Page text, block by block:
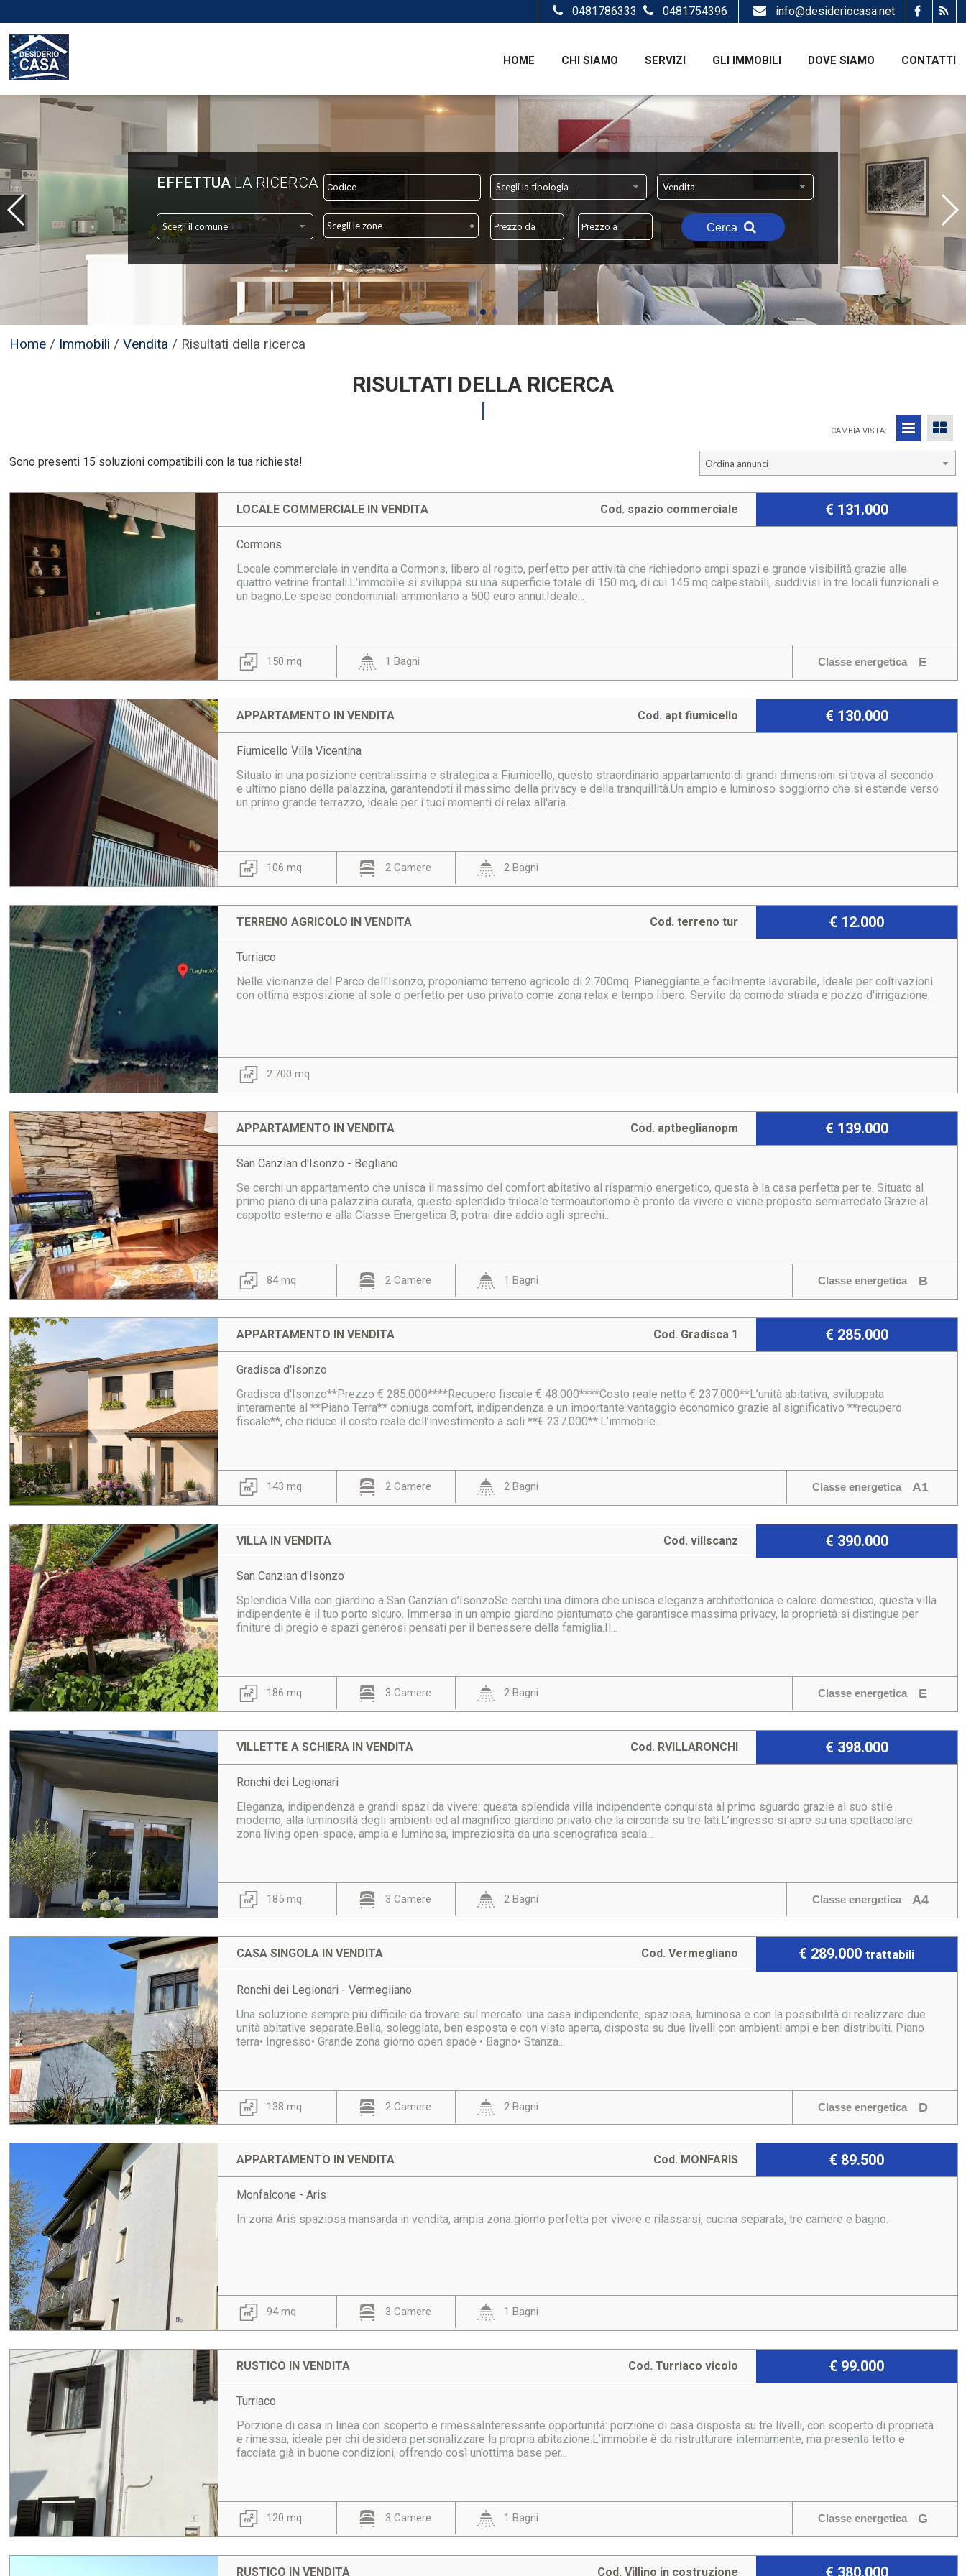
HOME CHI SIAMO SERVIZI GLI IMMOBILI DOVE SIAMO CONTATTI
info@desideriocasa.net
0481786333 0481754396
EFFETTUA LA RICERCA Scegli la tipologia Vendita
Scegli il comune Scegli le zone Cerca
Home / Immobili /Vendita / Risultati della ricerca
RISULTATI DELLA RICERCA
CAMBIA VISTA:
Sono presenti 15 soluzioni compatibili con la tua richiesta! Ordina annunci
LOCALE COMMERCIALE IN VENDITA € 131.000
Cod. spazio commerciale
Cormons
Locale commerciale in vendita a Cormons, libero al rogito, perfetto per attività che richiedono ampi spazi e grande visibilità grazie alle
quattro vetrine frontali.L’immobile si sviluppa su una superficie totale di 150 mq, di cui 145 mq calpestabili, suddivisi in tre locali funzionali e
un bagno.Le spese condominiali ammontano a 500 euro annui.Ideale...
150 mq 1 Bagni Classe energetica E
APPARTAMENTO IN VENDITA € 130.000
Cod. apt fiumicello
Fiumicello Villa Vicentina
Situato in una posizione centralissima e strategica a Fiumicello, questo straordinario appartamento di grandi dimensioni si trova al secondo
e ultimo piano della palazzina, garantendoti il massimo della privacy e della tranquillità.Un ampio e luminoso soggiorno che si estende verso
un primo grande terrazzo, ideale per i tuoi momenti di relax all'aria...
106 mq 2 Camere 2 Bagni
TERRENO AGRICOLO IN VENDITA € 12.000
Cod. terreno tur
Turriaco
Nelle vicinanze del Parco dell'Isonzo, proponiamo terreno agricolo di 2.700mq. Pianeggiante e facilmente lavorabile, ideale per coltivazioni
con ottima esposizione al sole o perfetto per uso privato come zona relax e tempo libero. Servito da comoda strada e pozzo d'irrigazione.
2.700 mq
APPARTAMENTO IN VENDITA € 139.000
Cod. aptbeglianopm
San Canzian d'Isonzo - Begliano
Se cerchi un appartamento che unisca il massimo del comfort abitativo al risparmio energetico, questa è la casa perfetta per te. Situato al
primo piano di una palazzina curata, questo splendido trilocale termoautonomo è pronto da vivere e viene proposto semiarredato.Grazie al
cappotto esterno e alla Classe Energetica B, potrai dire addio agli sprechi...
84 mq 2 Camere 1 Bagni Classe energetica B
APPARTAMENTO IN VENDITA € 285.000
Cod. Gradisca 1
Gradisca d'Isonzo
Gradisca d'Isonzo**Prezzo € 285.000****Recupero fiscale € 48.000****Costo reale netto € 237.000**L’unità abitativa, sviluppata
interamente al **Piano Terra** coniuga comfort, indipendenza e un importante vantaggio economico grazie al significativo **recupero
fiscale**, che riduce il costo reale dell’investimento a soli **€ 237.000**.L’immobile...
143 mq 2 Camere 2 Bagni Classe energetica A1
VILLA IN VENDITA € 390.000
Cod. villscanz
San Canzian d'Isonzo
Splendida Villa con giardino a San Canzian d’IsonzoSe cerchi una dimora che unisca eleganza architettonica e calore domestico, questa villa
indipendente è il tuo porto sicuro. Immersa in un ampio giardino piantumato che garantisce massima privacy, la proprietà si distingue per
finiture di pregio e spazi generosi pensati per il benessere della famiglia.Il...
186 mq 3 Camere 2 Bagni Classe energetica E
VILLETTE A SCHIERA IN VENDITA € 398.000
Cod. RVILLARONCHI
Ronchi dei Legionari
Eleganza, indipendenza e grandi spazi da vivere: questa splendida villa indipendente conquista al primo sguardo grazie al suo stile
moderno, alla luminosità degli ambienti ed al magnifico giardino privato che la circonda su tre lati.L’ingresso si apre su una spettacolare
zona living open-space, ampia e luminosa, impreziosita da una scenografica scala...
185 mq 3 Camere 2 Bagni Classe energetica A4
CASA SINGOLA IN VENDITA € 289.000trattabili
Cod. Vermegliano
Ronchi dei Legionari - Vermegliano
Una soluzione sempre più difficile da trovare sul mercato: una casa indipendente, spaziosa, luminosa e con la possibilità di realizzare due
unità abitative separate.Bella, soleggiata, ben esposta e con vista aperta, disposta su due livelli con ambienti ampi e ben distribuiti. Piano
terra• Ingresso• Grande zona giorno open space • Bagno• Stanza...
138 mq 2 Camere 2 Bagni Classe energetica D
APPARTAMENTO IN VENDITA € 89.500
Cod. MONFARIS
Monfalcone - Aris
In zona Aris spaziosa mansarda in vendita, ampia zona giorno perfetta per vivere e rilassarsi, cucina separata, tre camere e bagno.
94 mq 3 Camere 1 Bagni
RUSTICO IN VENDITA € 99.000
Cod. Turriaco vicolo
Turriaco
Porzione di casa in linea con scoperto e rimessaInteressante opportunità: porzione di casa disposta su tre livelli, con scoperto di proprietà
e rimessa, ideale per chi desidera personalizzare la propria abitazione.L’immobile è da ristrutturare internamente, ma presenta tetto e
facciata già in buone condizioni, offrendo così un’ottima base per...
120 mq 3 Camere 1 Bagni Classe energetica G
RUSTICO IN VENDITA € 380.000
Cod. Villino in costruzione